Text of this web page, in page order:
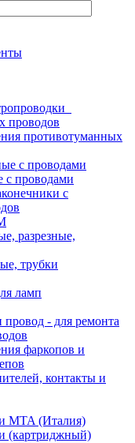
проводов
противотуманных
с проводами
с проводами
с
разрезные,
трубки
ламп
- для ремонта
фаркопов и
контакты и
MTA (Италия)
(картриджный)